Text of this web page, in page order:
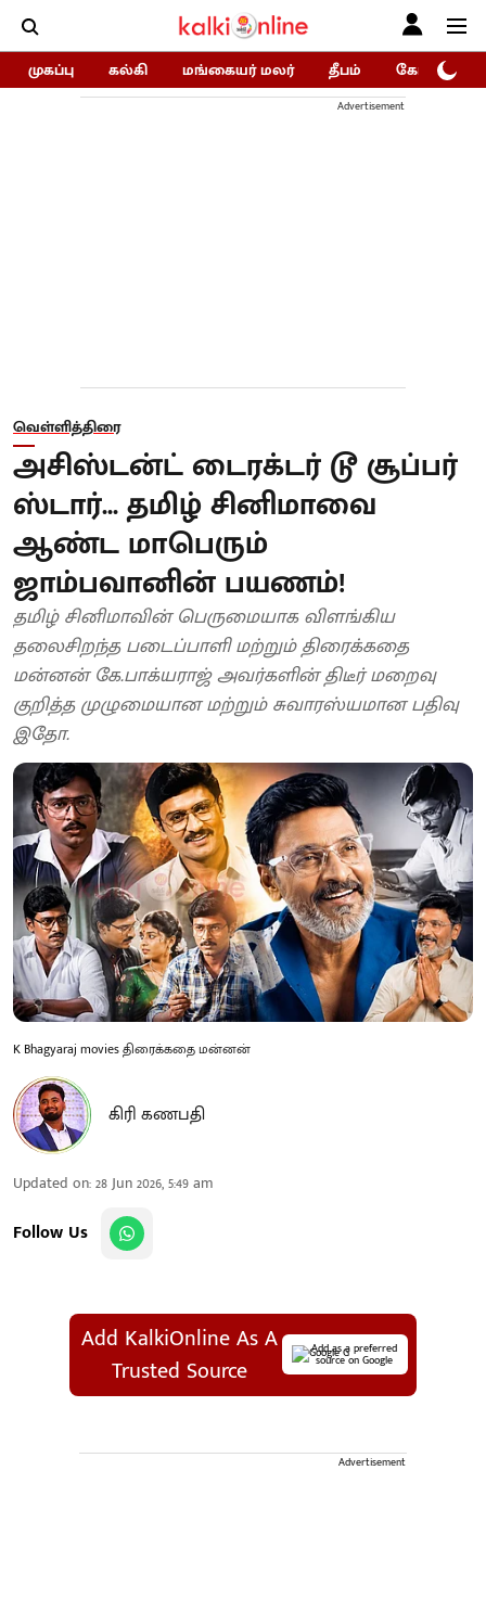
முகப்பு கல்கி மங்கையர் மலர் தீபம் கோகுலம்/
Advertisement
வெள்ளித்திரை
அசிஸ்டன்ட் டைரக்டர் டூ சூப்பர்
ஸ்டார்... தமிழ் சினிமாவை
ஆண்ட மாபெரும்
ஜாம்பவானின் பயணம்!
தமிழ் சினிமாவின் பெருமையாக விளங்கிய
தலைசிறந்த படைப்பாளி மற்றும் திரைக்கதை
மன்னன் கே.பாக்யராஜ் அவர்களின் திடீர் மறைவு
குறித்த முழுமையான மற்றும் சுவாரஸ்யமான பதிவு
இதோ.
K Bhagyaraj movies திரைக்கதை மன்னன்
கிரி கணபதி
Updated on:28 Jun 2026, 5:49 am
Follow Us
Add KalkiOnline As A
Trusted Source
Add as a preferred
source on Google
Advertisement